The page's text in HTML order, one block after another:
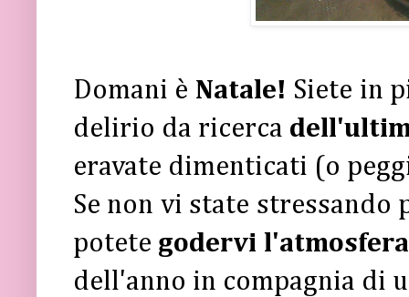
Domani è Natale! Siete in
delirio da ricerca
eravate dimenticati (o
Se non vi state
potete godervi
dell'anno in compagnia di